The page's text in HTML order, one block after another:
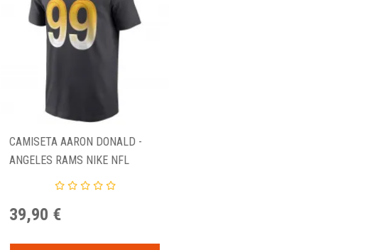
CAMISETA AARON DONALD -
ANGELES RAMS NIKE NFL
39,90 €